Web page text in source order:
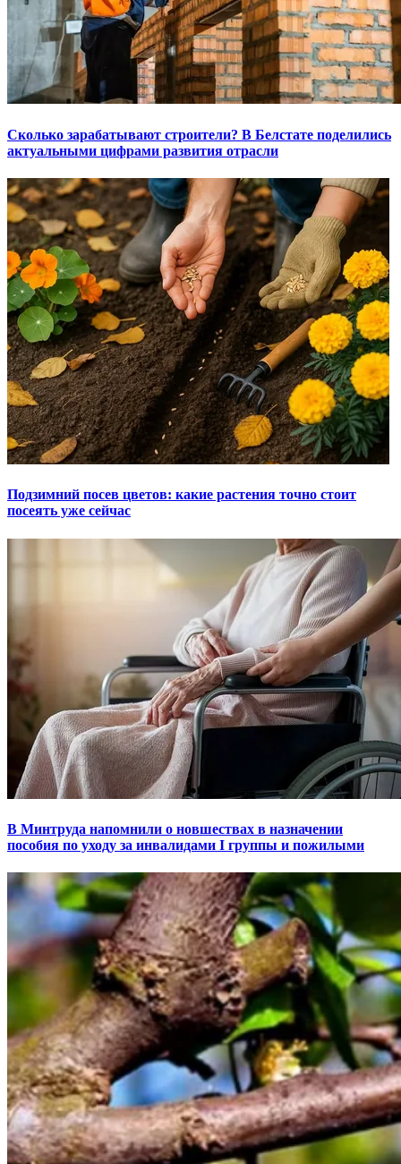
Сколько зарабатывают строители? В Белстате поделились
актуальными цифрами развития отрасли
Подзимний посев цветов: какие растения точно стоит
посеять уже сейчас
В Минтруда напомнили о новшествах в назначении
пособия по уходу за инвалидами I группы и пожилыми